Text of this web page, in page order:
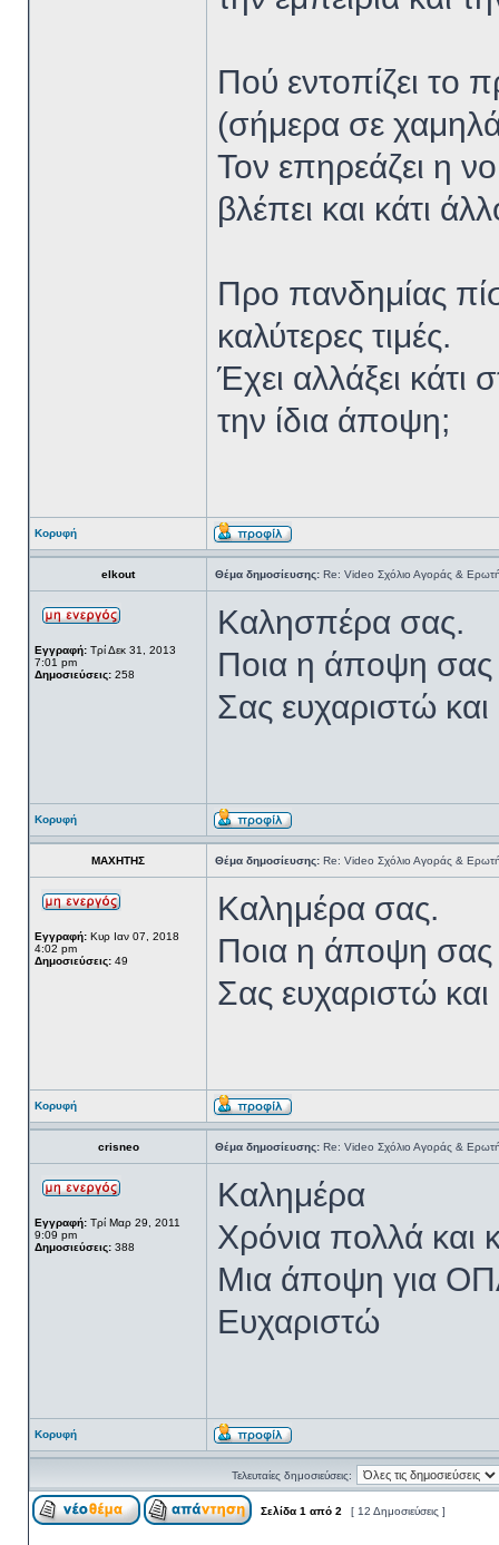
Πού εντοπίζει το
(σήμερα σε
Τον επηρεάζει η
βλέπει και κάτι
Προ πανδημίας
καλύτερες τιμές.
Έχει αλλάξει κάτι
την ίδια άποψη;
Κορυφή
elkout Θέμα δημοσίευσης: Re: Video Σχόλιο Αγοράς &
Εγγραφή: Τρί Δεκ 31, 2013
7:01 pm
Δημοσιεύσεις: 258
Καλησπέρα σας.
Ποια η άποψη σας
Σας ευχαριστώ και
Κορυφή
ΜΑΧΗΤΗΣ Θέμα δημοσίευσης: Re: Video Σχόλιο Αγοράς &
Εγγραφή: Κυρ Ιαν 07, 2018
4:02 pm
Δημοσιεύσεις: 49
Καλημέρα σας.
Ποια η άποψη
Σας ευχαριστώ και
Κορυφή
crisneo Θέμα δημοσίευσης: Re: Video Σχόλιο Αγοράς &
Εγγραφή: Τρί Μαρ 29, 2011
9:09 pm
Δημοσιεύσεις: 388
Καλημέρα
Χρόνια πολλά και
Μια άποψη για
Ευχαριστώ
Κορυφή
Τελευταίες δημοσιεύσεις:
Σελίδα 1 από 2 [ 12 Δημοσιεύσεις ]